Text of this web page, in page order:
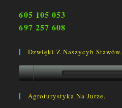
605 105 053
697 257 608
Dzwięki Z Naszycyh Stawów.
Agroturystyka Na Jurze.